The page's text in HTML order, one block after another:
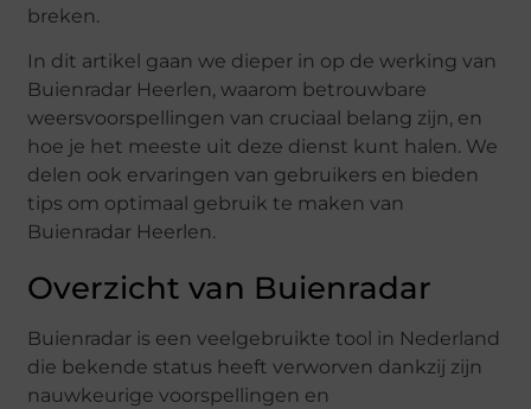
breken.
In dit artikel gaan we dieper in op de werking van
Buienradar Heerlen, waarom betrouwbare
weersvoorspellingen van cruciaal belang zijn, en
hoe je het meeste uit deze dienst kunt halen. We
delen ook ervaringen van gebruikers en bieden
tips om optimaal gebruik te maken van
Buienradar Heerlen.
Overzicht van Buienradar
Buienradar is een veelgebruikte tool in Nederland
die bekende status heeft verworven dankzij zijn
nauwkeurige voorspellingen en